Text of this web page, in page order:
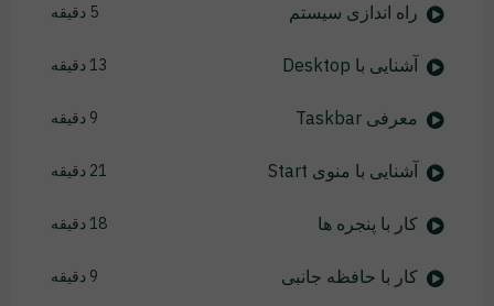
راه اندازی سیستم 5 دقیقه
آشنایی با Desktop 13 دقیقه
معرفی Taskbar 9 دقیقه
آشنایی با منوی Start 21 دقیقه
کار با پنجره ها 18 دقیقه
کار با حافظه جانبی 9 دقیقه